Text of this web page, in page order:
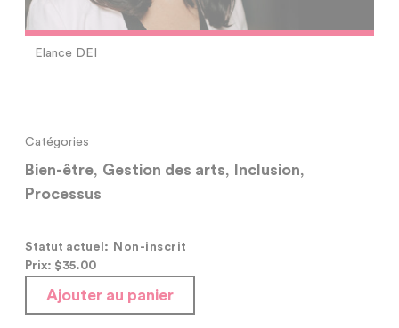
Elance DEI
Statut actuel:
Non-inscrit
Prix: $35.00
Ajouter au panier
Catégories
Bien-être Gestion des arts Inclusion
Processus